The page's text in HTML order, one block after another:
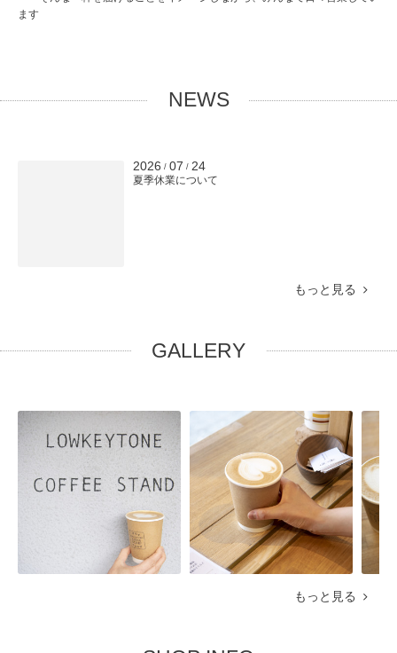
ます
NEWS
2026 / 07 / 24
夏季休業について
もっと見る
GALLERY
もっと見る